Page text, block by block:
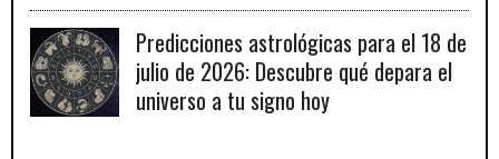
Predicciones astrológicas para el 18 de
julio de 2026: Descubre qué depara el
universo a tu signo hoy